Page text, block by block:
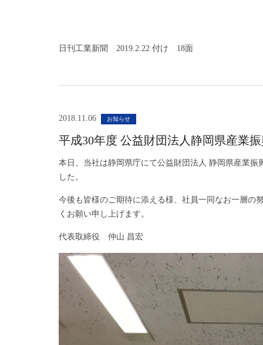
日刊工業新聞 2019.2.22 付け 18面
2018.11.06 お知らせ
平成30年度 公益財団法人静岡県産業
本日、当社は静岡県庁にて公益財団法人 静岡県産業
した。
今後も皆様のご期待に添える様、社員一同なお一層の
くお願い申し上げます。
代表取締役 仲山 昌宏